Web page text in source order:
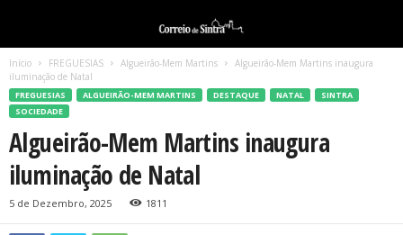
Início FREGUESIAS Algueirão-Mem Martins
Algueirão-Mem Martins inaugura
iluminação de Natal
FREGUESIAS ALGUEIRÃO-MEM MARTINS DESTAQUE NATAL
SINTRA
SOCIEDADE
Algueirão-Mem Martins inaugura
iluminação de Natal
5 de Dezembro, 2025 1811